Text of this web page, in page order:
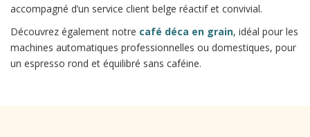
accompagné d’un service client belge réactif et convivial.
Découvrez également notre café déca en grain, idéal pour les
machines automatiques professionnelles ou domestiques, pour
un espresso rond et équilibré sans caféine.